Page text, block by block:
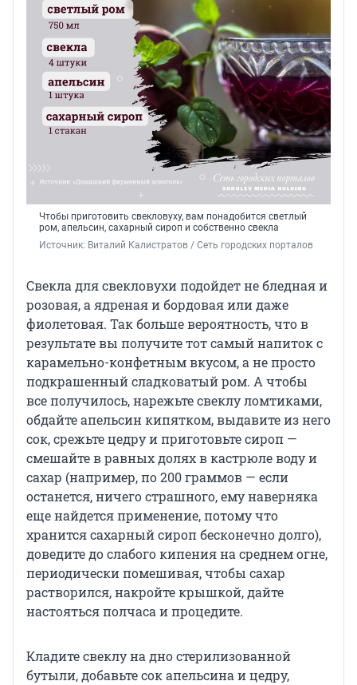
Чтобы приготовить свекловуху, вам понадобится светлый
ром, апельсин, сахарный сироп и собственно свекла
Источник: Виталий Калистратов / Сеть городских порталов
Свекла для свекловухи подойдет не бледная и
розовая, а ядреная и бордовая или даже
фиолетовая. Так больше вероятность, что в
результате вы получите тот самый напиток с
карамельно-конфетным вкусом, а не просто
подкрашенный сладковатый ром. А чтобы
все получилось, нарежьте свеклу ломтиками,
обдайте апельсин кипятком, выдавите из него
сок, срежьте цедру и приготовьте сироп —
смешайте в равных долях в кастрюле воду и
сахар (например, по 200 граммов — если
останется, ничего страшного, ему наверняка
еще найдется применение, потому что
хранится сахарный сироп бесконечно долго),
доведите до слабого кипения на среднем огне,
периодически помешивая, чтобы сахар
растворился, накройте крышкой, дайте
настояться полчаса и процедите.
Кладите свеклу на дно стерилизованной
бутыли, добавьте сок апельсина и цедру,